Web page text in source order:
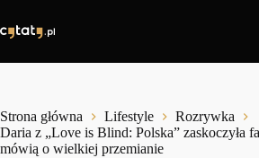
treści
Strona główna Lifestyle
Rozrywka
Daria z „Love is Blind: Polska” zaskoczyła
mówią o wielkiej przemianie